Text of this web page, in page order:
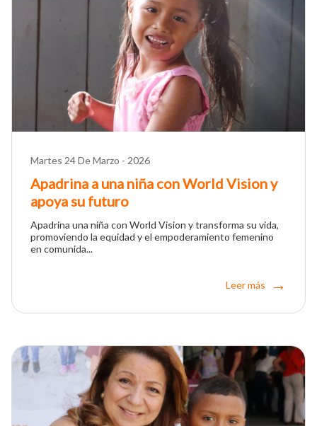
Martes 24 De Marzo - 2026
Apadrina a una niña con World Vision y
apoya su futuro
Apadrina una niña con World Vision y transforma su vida,
promoviendo la equidad y el empoderamiento femenino
en comunida...
Leer más